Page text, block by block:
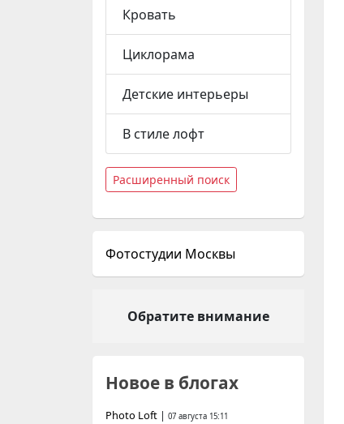
Кровать
Циклорама
Детские интерьеры
В стиле лофт
Расширенный поиск
Фотостудии Москвы
Обратите внимание
Новое в блогах
Photo Loft | 07 августа 15:11